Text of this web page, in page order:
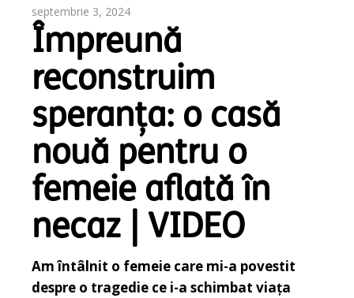
septembrie 3, 2024
Împreună
reconstruim
speranța: o casă
nouă pentru o
femeie aflată în
necaz | VIDEO
Am întâlnit o femeie care mi-a povestit
despre o tragedie ce i-a schimbat viața